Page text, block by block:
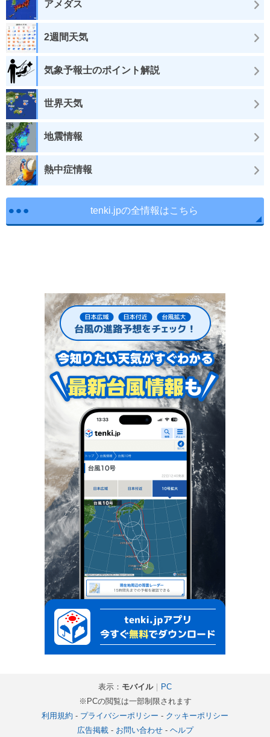
アメダス
2週間天気
気象予報士のポイント解説
世界天気
地震情報
熱中症情報
tenki.jpの全情報はこちら
表示： モバイル｜ PC
※PCの閲覧は一部制限されます
利用規約 - プライバシーポリシー - クッキーポリシー
広告掲載- お問い合わせ- ヘルプ